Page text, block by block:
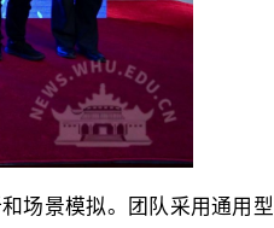
场景模拟。团队采用通用型